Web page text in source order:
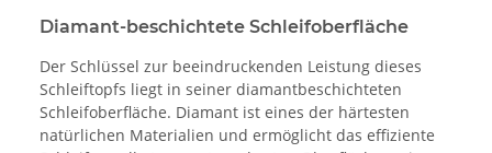
Diamant-beschichtete Schleifoberfläche
Der Schlüssel zur beeindruckenden Leistung dieses
Schleiftopfs liegt in seiner diamantbeschichteten
Schleifoberfläche. Diamant ist eines der härtesten
natürlichen Materialien und ermöglicht das effiziente